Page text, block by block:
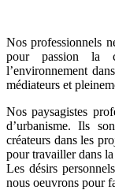
Nos professionnels
pour passion la
l’environnement
médiateurs et
Nos paysagistes
d’urbanisme. Ils
créateurs dans les
pour travailler dans
Les désirs
nous oeuvrons pour